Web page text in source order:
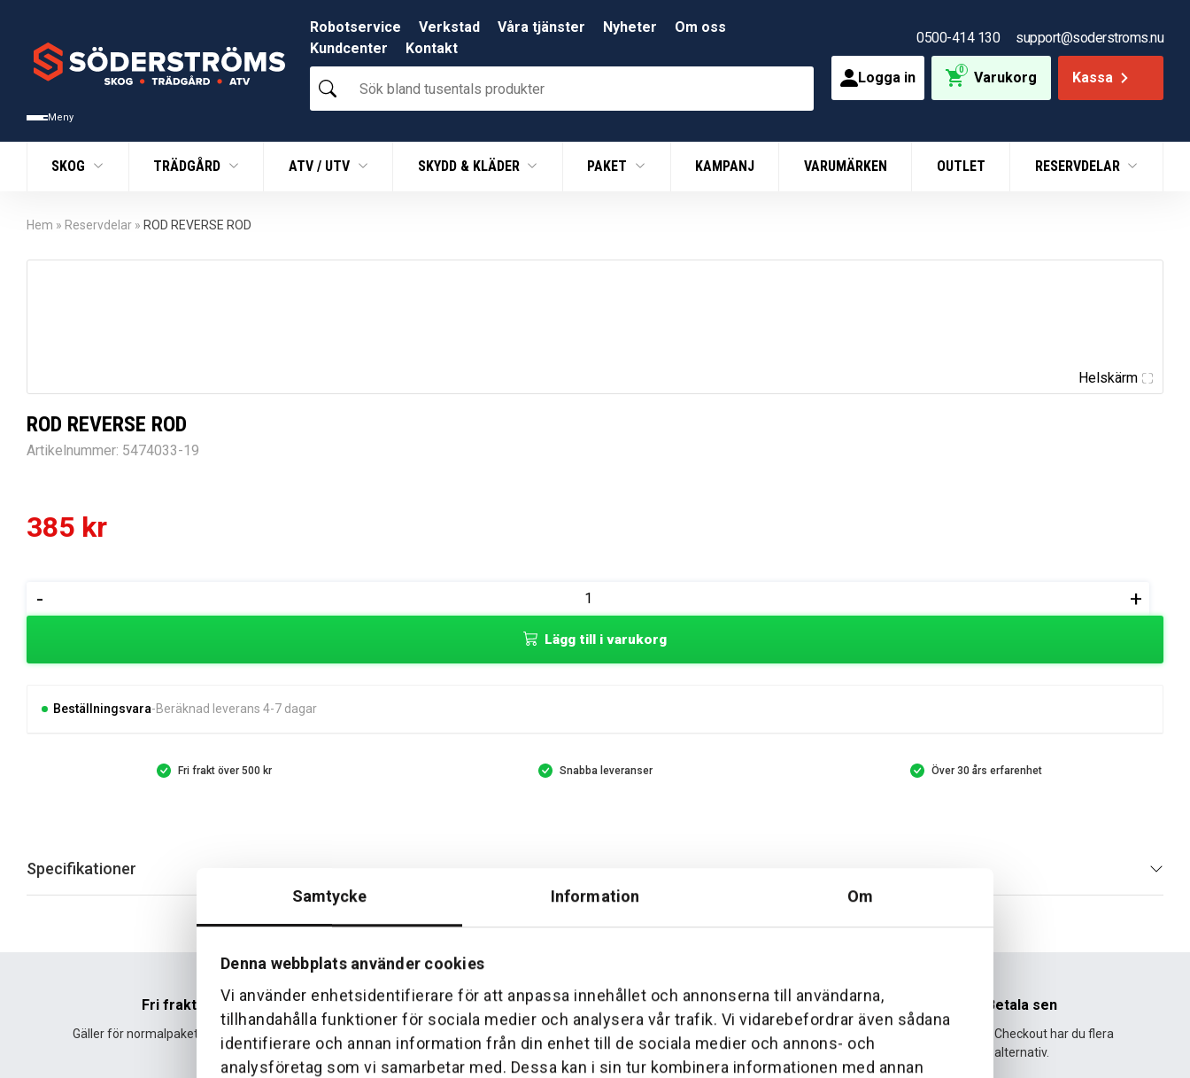
Samtycke Information Om
Denna webbplats använder cookies
Vi använder enhetsidentifierare för att anpassa innehållet och annonserna till användarna,
tillhandahålla funktioner för sociala medier och analysera vår trafik. Vi vidarebefordrar även sådana
identifierare och annan information från din enhet till de sociala medier och annons- och
analysföretag som vi samarbetar med. Dessa kan i sin tur kombinera informationen med annan
Meny
Robotservice Verkstad Våra tjänster Nyheter
Om oss
Kundcenter
Kontakt
Sök
bland
produkter
0500-414 130 support@soderstroms.nu
Logga in 0 Varukorg Kassa
SKOG TRÄDGÅRD ATV / UTV SKYDD & KLÄDER PAKET KAMPANJ VARUMÄRKEN OUTLET RESERVDELAR
Hem » Reservdelar » ROD REVERSE ROD
Helskärm
ROD REVERSE ROD
Artikelnummer: 5474033-19
385 kr
-
REVERSE
+
Lägg till i varukorg
Beställningsvara Beräknad leverans 4-7 dagar
Fri frakt över 500 kr Snabba leveranser Över 30 års erfarenhet
Specifikationer
Fri frakt
Gäller för normalpaket över 500 kr.
Hemleverans
Leverans fram till din dörr. Oavsett storlek.
Över 30 års erfarenhet
Företaget startade 1 januari 1995 och har
sedan dess haft en god tillväxt.
Betala sen
Med Klarna Checkout har du flera
alternativ.